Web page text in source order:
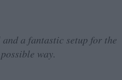
a fantastic setup for the
way.